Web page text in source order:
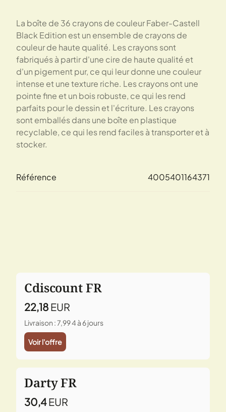
La boîte de 36 crayons de couleur Faber-Castell
Black Edition est un ensemble de crayons de
couleur de haute qualité. Les crayons sont
fabriqués à partir d'une cire de haute qualité et
d'un pigement pur, ce qui leur donne une couleur
intense et une texture riche. Les crayons ont une
pointe fine et un bois robuste, ce qui les rend
parfaits pour le dessin et l'écriture. Les crayons
sont emballés dans une boîte en plastique
recyclable, ce qui les rend faciles à transporter et à
stocker.
Référence 4005401164371
Cdiscount FR
22,18 EUR
Livraison : 7,994 à 6 jours
Voir l'offre
Darty FR
30,4EUR